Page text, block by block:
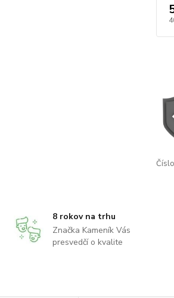
8 rokov na trhu
Značka Kameník Vás
presvedčí o kvalite